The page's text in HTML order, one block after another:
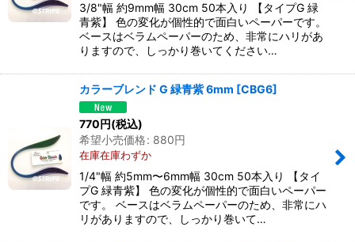
3/8"幅 約9mm幅 30cm 50本入り 【タイプG 緑
青紫】 色の変化が個性的で面白いペーパーです。
ベースはベラムペーパーのため、非常にハリがあ
りますので、しっかり巻いてください…
カラーブレンド G 緑青紫 6mm [CBG6]
770円(税込)
希望小売価格: 880円
在庫在庫わずか
1/4"幅 約5mm〜6mm幅 30cm 50本入り 【タイ
プG 緑青紫】 色の変化が個性的で面白いペーパー
です。 ベースはベラムペーパーのため、非常にハ
リがありますので、しっかり巻いて…